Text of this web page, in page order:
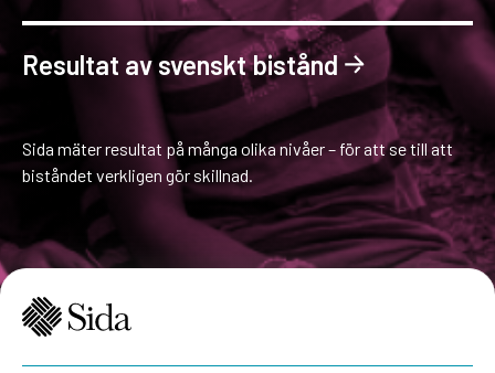
Resultat av svenskt bistånd
Sida mäter resultat på många olika nivåer – för att se till att
biståndet verkligen gör skillnad.